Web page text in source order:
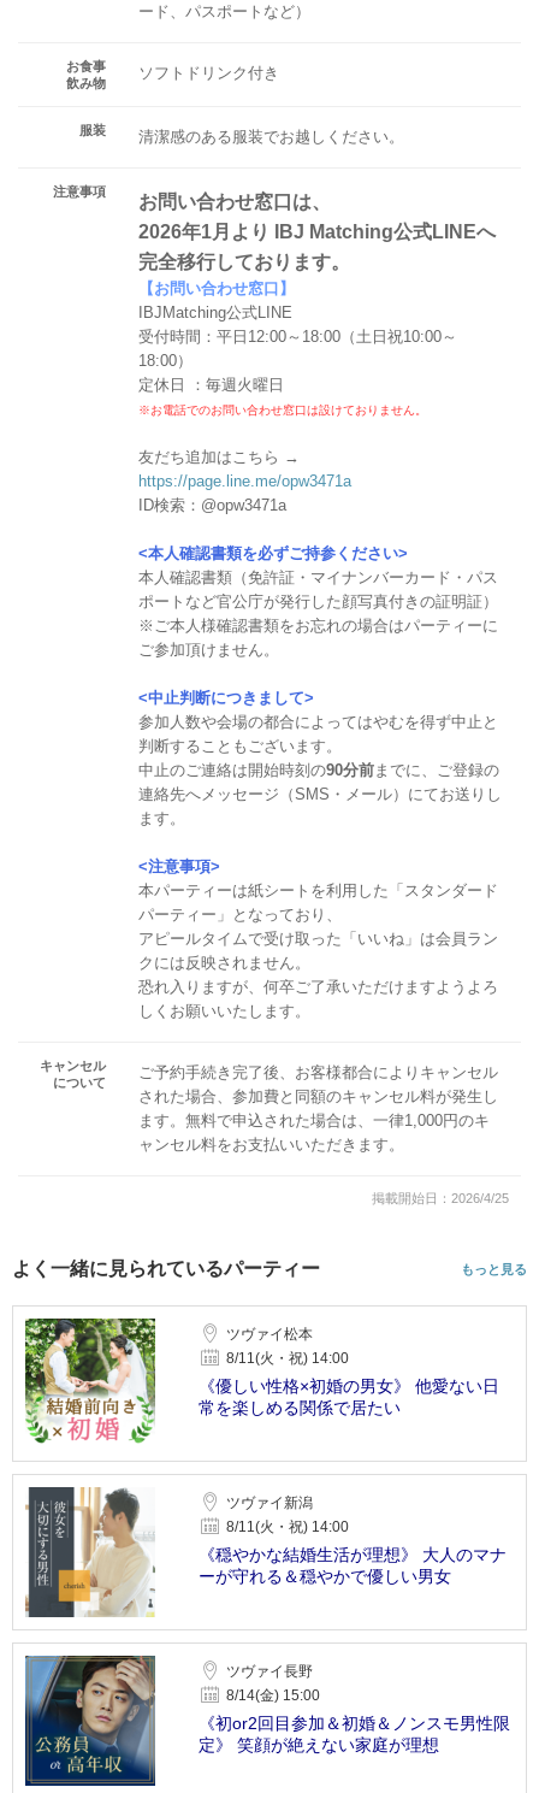
ード、パスポートなど）
お食事
飲み物
ソフトドリンク付き
服装 清潔感のある服装でお越しください。
注意事項
お問い合わせ窓口は、
2026年1月より IBJ Matching公式LINEへ
完全移行しております。
【お問い合わせ窓口】
IBJMatching公式LINE
受付時間：平日12:00～18:00（土日祝10:00～
18:00）
定休日 ：毎週火曜日
※お電話でのお問い合わせ窓口は設けておりません。
友だち追加はこちら →
https://page.line.me/opw3471a
ID検索：@opw3471a
<本人確認書類を必ずご持参ください>
本人確認書類（免許証・マイナンバーカード・パス
ポートなど官公庁が発行した顔写真付きの証明証）
※ご本人様確認書類をお忘れの場合はパーティーに
ご参加頂けません。
<中止判断につきまして>
参加人数や会場の都合によってはやむを得ず中止と
判断することもございます。
中止のご連絡は開始時刻の90分前 までに、ご登録の
連絡先へメッセージ（SMS・メール）にてお送りし
ます。
<注意事項>
本パーティーは紙シートを利用した「スタンダード
パーティー」となっており、
アピールタイムで受け取った「いいね」は会員ラン
クには反映されません。
恐れ入りますが、何卒ご了承いただけますようよろ
しくお願いいたします。
キャンセル
について
ご予約手続き完了後、お客様都合によりキャンセル
された場合、参加費と同額のキャンセル料が発生し
ます。無料で申込された場合は、一律1,000円のキ
ャンセル料をお支払いいただきます。
掲載開始日：2026/4/25
よく一緒に見られているパーティー もっと見る
ツヴァイ松本
8/11(火・祝) 14:00
《優しい性格×初婚の男女》 他愛ない日
常を楽しめる関係で居たい
ツヴァイ新潟
8/11(火・祝) 14:00
《穏やかな結婚生活が理想》 大人のマナ
ーが守れる＆穏やかで優しい男女
ツヴァイ長野
8/14(金) 15:00
《初or2回目参加＆初婚＆ノンスモ男性限
定》 笑顔が絶えない家庭が理想